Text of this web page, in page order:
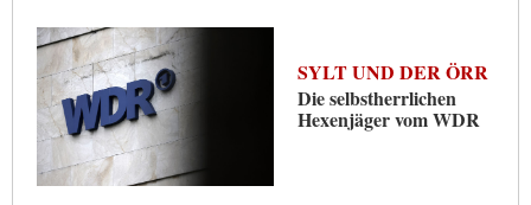
SYLT UND DER ÖRR
Die selbstherrlichen
Hexenjäger vom WDR